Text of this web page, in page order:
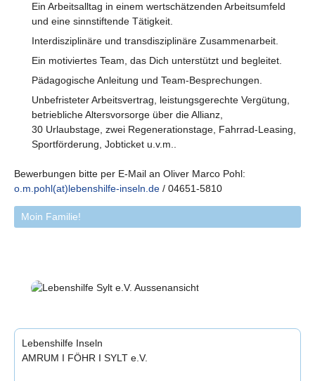
Ein Arbeitsalltag in einem wertschätzenden Arbeitsumfeld
und eine sinnstiftende Tätigkeit.
Interdisziplinäre und transdisziplinäre Zusammenarbeit.
Ein motiviertes Team, das Dich unterstützt und begleitet.
Pädagogische Anleitung und Team-Besprechungen.
Unbefristeter Arbeitsvertrag, leistungsgerechte Vergütung,
betriebliche Altersvorsorge über die Allianz,
30 Urlaubstage, zwei Regenerationstage, Fahrrad-Leasing,
Sportförderung, Jobticket u.v.m..
Bewerbungen bitte per E-Mail an Oliver Marco Pohl:
o.m.pohl(at)lebenshilfe-inseln.de / 04651-5810
Moin Familie!
Lebenshilfe Inseln
AMRUM I FÖHR I SYLT e.V.